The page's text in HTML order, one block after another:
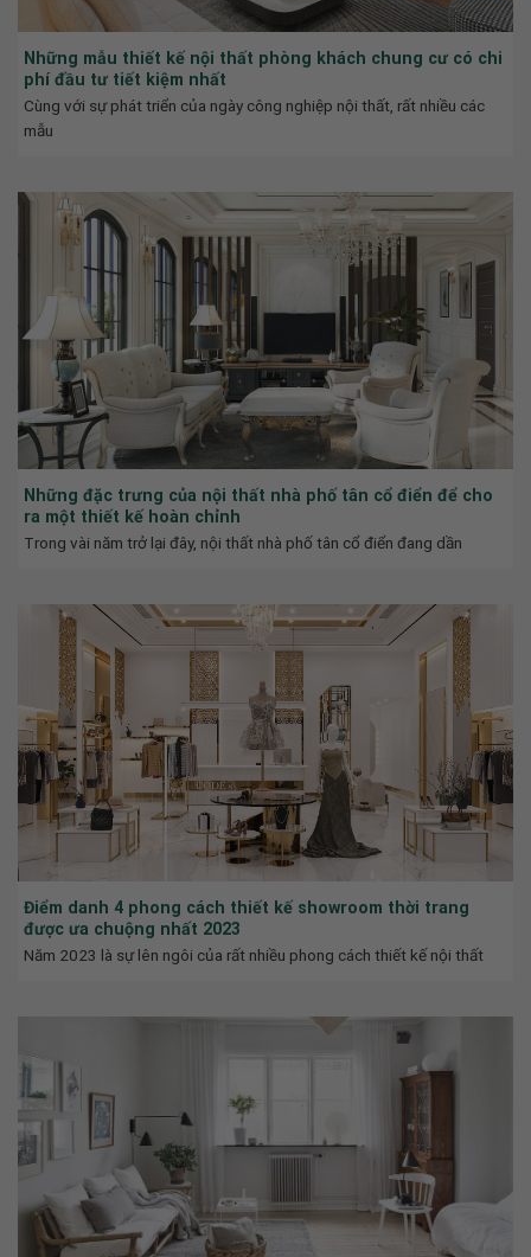
Những mẫu thiết kế nội thất phòng khách chung cư có chi
phí đầu tư tiết kiệm nhất
Cùng với sự phát triển của ngày công nghiệp nội thất, rất nhiều các
mẫu
Những đặc trưng của nội thất nhà phố tân cổ điển để cho
ra một thiết kế hoàn chỉnh
Trong vài năm trở lại đây, nội thất nhà phố tân cổ điển đang dần
Điểm danh 4 phong cách thiết kế showroom thời trang
được ưa chuộng nhất 2023
Năm 2023 là sự lên ngôi của rất nhiều phong cách thiết kế nội thất